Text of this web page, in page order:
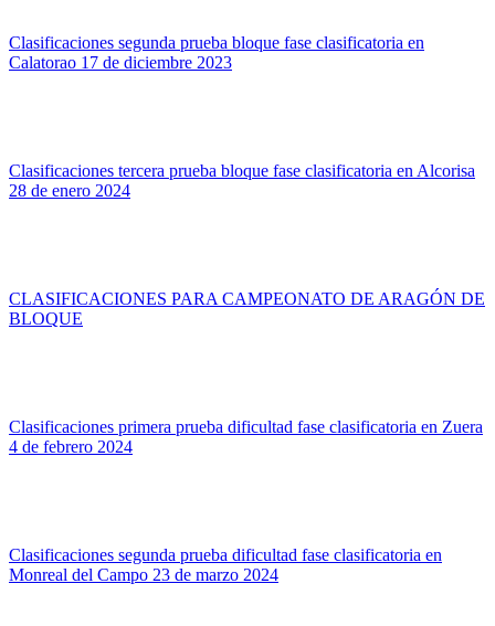
Clasificaciones segunda prueba bloque fase clasificatoria en
Calatorao 17 de diciembre 2023
Clasificaciones tercera prueba bloque fase clasificatoria en Alcorisa
28 de enero 2024
CLASIFICACIONES PARA CAMPEONATO DE ARAGÓN DE
BLOQUE
Clasificaciones primera prueba dificultad fase clasificatoria en Zuera
4 de febrero 2024
Clasificaciones segunda prueba dificultad fase clasificatoria en
Monreal del Campo 23 de marzo 2024